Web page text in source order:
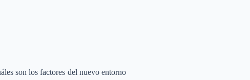
son los factores del nuevo entorno